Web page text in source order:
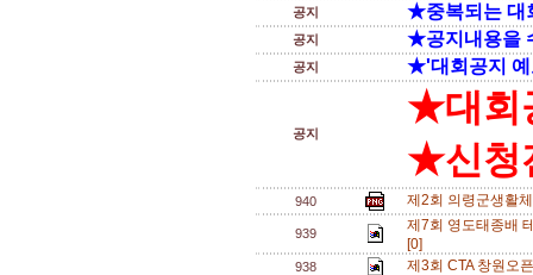
공지 ★중복되는 대
공지 ★공지내용을
공지 ★'대회공지 예
공지
★대회
★신청
940 제2회 의령군생활
939
제7회 영도태종배
[0]
938 제3회 CTA 창원오